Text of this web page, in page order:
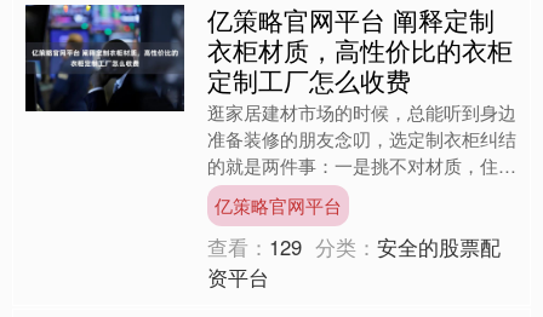
亿策略官网平台 阐释定制
衣柜材质，高性价比的衣柜
定制工厂怎么收费
逛家居建材市场的时候，总能听到身边
准备装修的朋友念叨，选定制衣柜纠结
的就是两件事：一是挑不对材质，住进
去总担心甲醛超标；二是找不对工厂，
要么报价虚高买不起，要么....
亿策略官网平台
查看： 129 分类：安全的股票配
资平台